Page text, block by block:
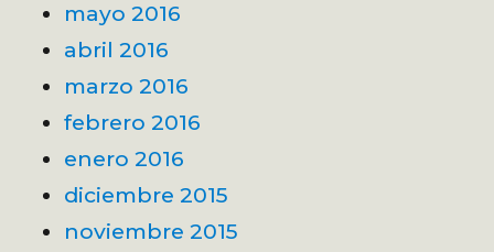
mayo 2016
abril 2016
marzo 2016
febrero 2016
enero 2016
diciembre 2015
noviembre 2015